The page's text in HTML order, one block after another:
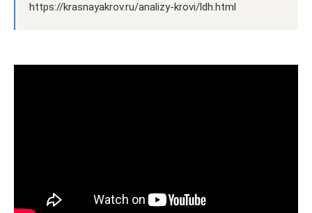
https://krasnayakrov.ru/analizy-krovi/ldh.html